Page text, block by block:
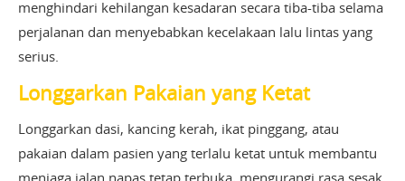
menghindari kehilangan kesadaran secara tiba-tiba selama
perjalanan dan menyebabkan kecelakaan lalu lintas yang
serius.
Longgarkan Pakaian yang Ketat
Longgarkan dasi, kancing kerah, ikat pinggang, atau
pakaian dalam pasien yang terlalu ketat untuk membantu